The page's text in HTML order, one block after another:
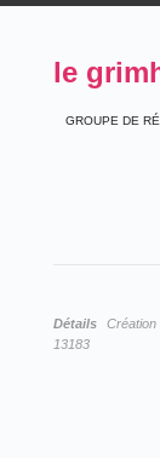
le
GROUPE DE
Détails Création
13183